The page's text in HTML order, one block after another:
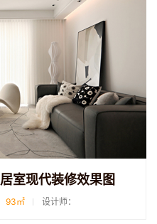
室现代装修效果图
93㎡ 设计师：